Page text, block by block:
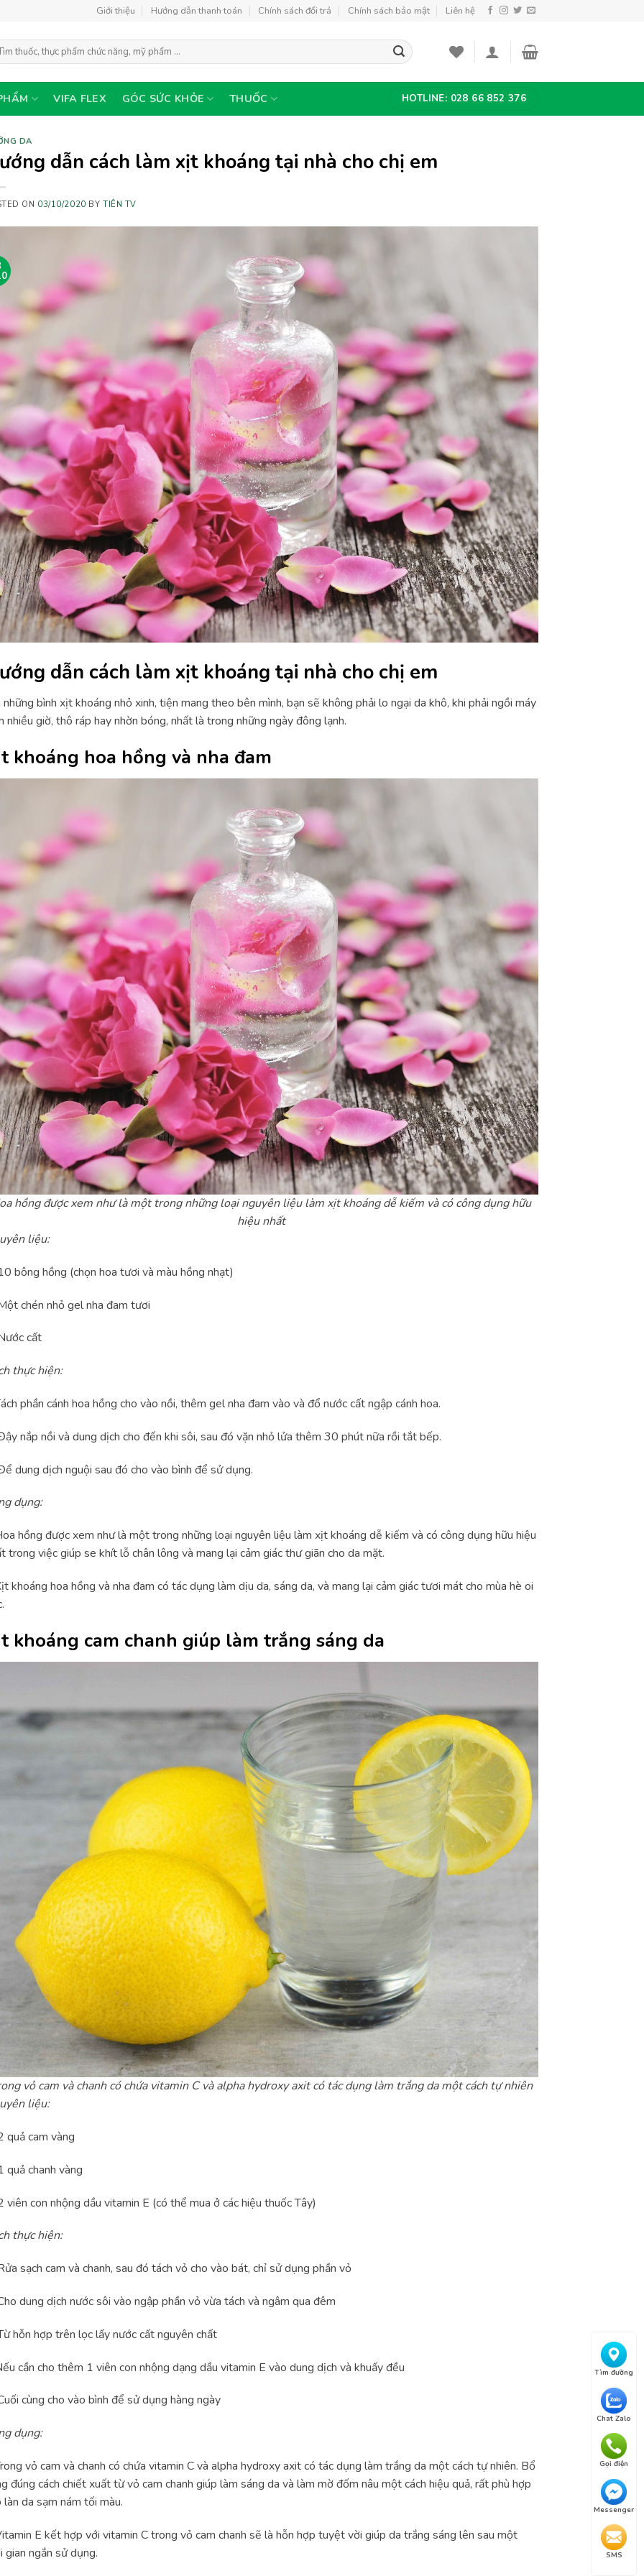
Tìm đường
Chat Zalo
Gọi điện
Messenger
SMS
Giới thiệu Hướng dẫn thanh toán Chính sách đổi trả Chính sách bảo mật Liên hệ
VIFA FLEX GÓC SỨC KHỎE THUỐC HOTLINE: 028 66 852 376
DA
dẫn cách làm xịt khoáng tại nhà cho chị em
ON 03/10/2020 BY TIÊN TV
dẫn cách làm xịt khoáng tại nhà cho chị em
bình xịt khoáng nhỏ xinh, tiện mang theo bên mình, bạn sẽ không phải lo ngại da khô, khi phải ngồi máy
nhiều giờ, thô ráp hay nhờn bóng, nhất là trong những ngày đông lạnh.
khoáng hoa hồng và nha đam
hồng được xem như là một trong những loại nguyên liệu làm xịt khoáng dễ kiếm và có công dụng hữu
hiệu nhất
liệu:
bông hồng (chọn hoa tươi và màu hồng nhạt)
chén nhỏ gel nha đam tươi
cất
thực hiện:
phần cánh hoa hồng cho vào nồi, thêm gel nha đam vào và đổ nước cất ngập cánh hoa.
nắp nồi và dung dịch cho đến khi sôi, sau đó vặn nhỏ lửa thêm 30 phút nữa rồi tắt bếp.
dung dịch nguội sau đó cho vào bình để sử dụng.
dụng:
hồng được xem như là một trong những loại nguyên liệu làm xịt khoáng dễ kiếm và có công dụng hữu hiệu
trong việc giúp se khít lỗ chân lông và mang lại cảm giác thư giãn cho da mặt.
khoáng hoa hồng và nha đam có tác dụng làm dịu da, sáng da, và mang lại cảm giác tươi mát cho mùa hè oi
khoáng cam chanh giúp làm trắng sáng da
vỏ cam và chanh có chứa vitamin C và alpha hydroxy axit có tác dụng làm trắng da một cách tự nhiên
liệu:
quả cam vàng
chanh vàng
con nhộng dầu vitamin E (có thể mua ở các hiệu thuốc Tây)
thực hiện:
sạch cam và chanh, sau đó tách vỏ cho vào bát, chỉ sử dụng phần vỏ
dung dịch nước sôi vào ngập phần vỏ vừa tách và ngâm qua đêm
hỗn hợp trên lọc lấy nước cất nguyên chất
cần cho thêm 1 viên con nhộng dạng dầu vitamin E vào dung dịch và khuấy đều
cùng cho vào bình để sử dụng hàng ngày
dụng:
vỏ cam và chanh có chứa vitamin C và alpha hydroxy axit có tác dụng làm trắng da một cách tự nhiên. Bổ
đúng cách chiết xuất từ vỏ cam chanh giúp làm sáng da và làm mờ đốm nâu một cách hiệu quả, rất phù hợp
làn da sạm nám tối màu.
E kết hợp với vitamin C trong vỏ cam chanh sẽ là hỗn hợp tuyệt vời giúp da trắng sáng lên sau một
gian ngắn sử dụng.